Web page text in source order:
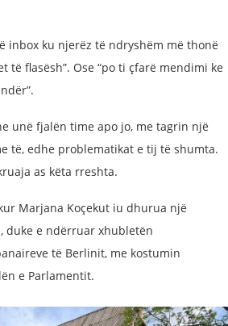
inbox ku njerëz të ndryshëm më thonë
flasësh”. Ose “po ti çfarë mendimi ke
unë fjalën time apo jo, me tagrin një
të, edhe problematikat e tij të shumta.
as këta rreshta.
Marjana Koçekut iu dhurua një
duke e ndërruar xhubletën
të Berlinit, me kostumin
e Parlamentit.